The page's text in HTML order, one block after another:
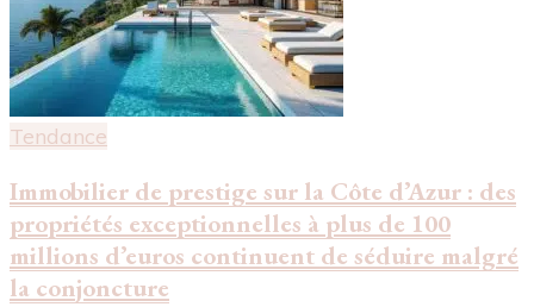
Tendance
Immobilier de prestige sur la Côte d’Azur : des
propriétés exceptionnelles à plus de 100
millions d’euros continuent de séduire malgré
la conjoncture